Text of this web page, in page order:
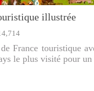
illustrée
France touristique
le plus visité pour